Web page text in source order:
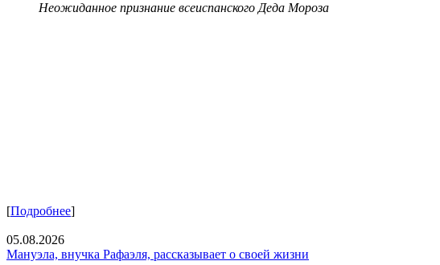
Неожиданное признание всеиспанского Деда Мороза
[Подробнее]
05.08.2026
Мануэла, внучка Рафаэля, рассказывает о своей жизни